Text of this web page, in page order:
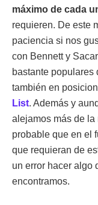
máximo de cada
requieren. De este
paciencia si nos
con Bennett y
bastante populares
también en
List. Además y
alejamos más de
probable que en el
que requieran de
un error hacer algo
encontramos.